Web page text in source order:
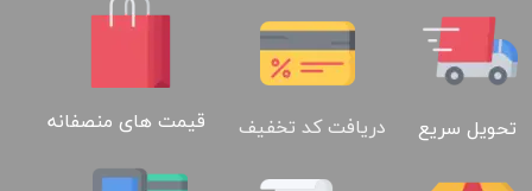
تحویل سریع دریافت کد تخفیف قیمت های منصفانه